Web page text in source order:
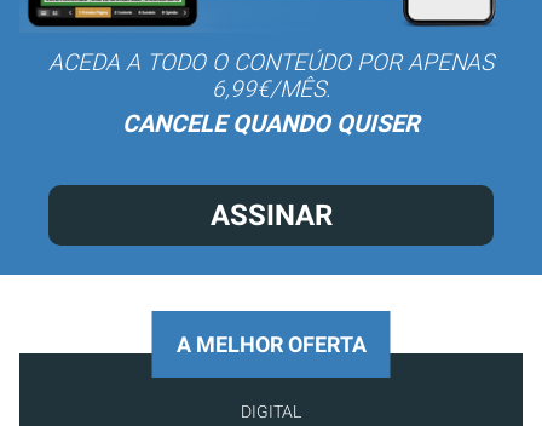
ACEDA A TODO O CONTEÚDO POR APENAS
6,99€/MÊS.
CANCELE QUANDO QUISER
ASSINAR
A MELHOR OFERTA
DIGITAL